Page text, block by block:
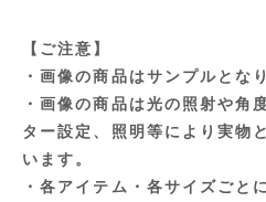
【ご注意】
・画像の商品はサンプルとな
・画像の商品は光の照射や角
ター設定、照明等により実物
います。
・各アイテム・各サイズごと